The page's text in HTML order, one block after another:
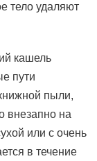
тело удаляют
кашель
пути
пыли,
внезапно на
или с очень
в течение